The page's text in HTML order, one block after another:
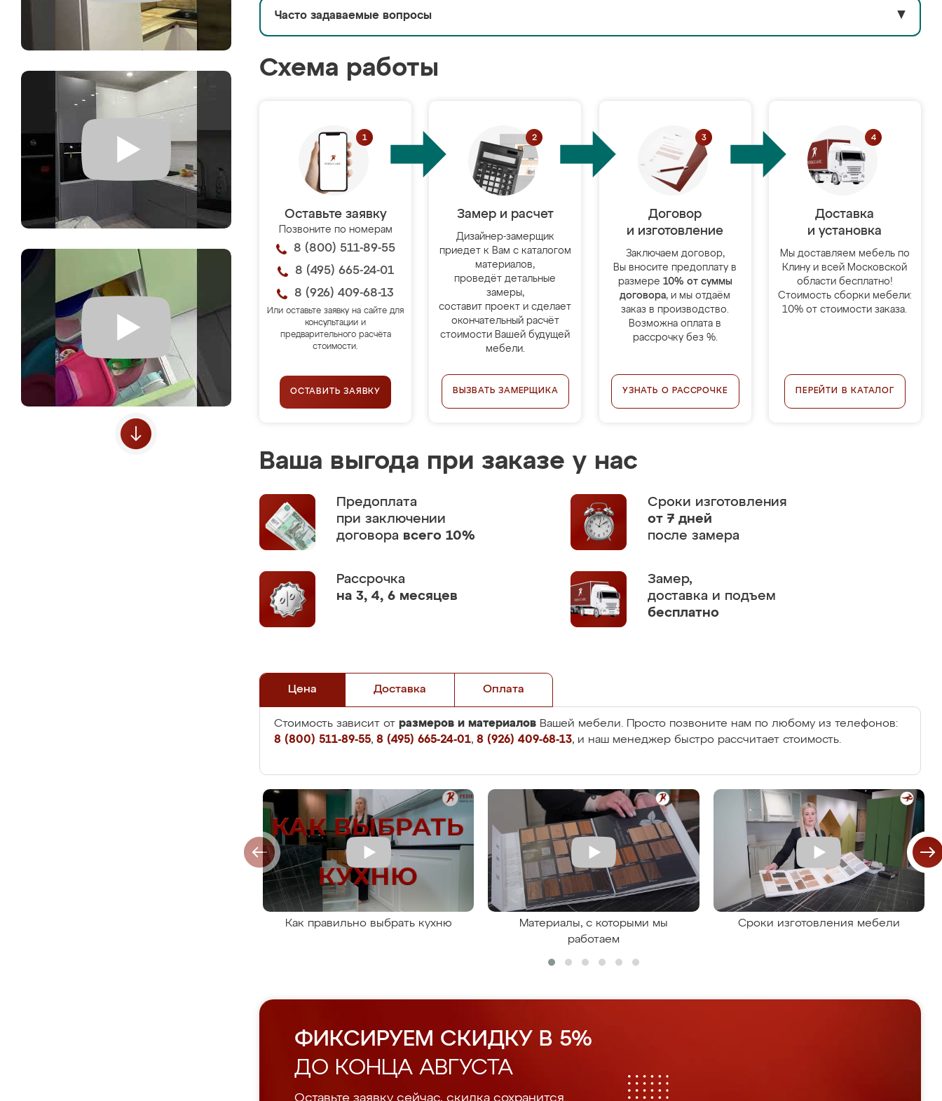
Часто задаваемые вопросы ▼
Схема работы
Оставьте заявку
Позвоните по номерам
8 (800) 511-89-55
8 (495) 665-24-01
8 (926) 409-68-13
Или оставьте заявку на сайте для
консультации и
предварительного расчёта
стоимости.
ОСТАВИТЬ ЗАЯВКУ
Замер и расчет
Дизайнер-замерщик
приедет к Вам с каталогом
материалов,
проведёт детальные
замеры,
составит проект и сделает
окончательный расчёт
стоимости Вашей будущей
мебели.
ВЫЗВАТЬ ЗАМЕРЩИКА
Договор
и изготовление
Заключаем договор,
Вы вносите предоплату в
размере 10% от суммы
договора, и мы отдаём
заказ в производство.
Возможна оплата в
рассрочку без %.
УЗНАТЬ О РАССРОЧКЕ
Доставка
и установка
Мы доставляем мебель по
Клину и всей Московской
области бесплатно!
Стоимость сборки мебели:
10% от стоимости заказа.
ПЕРЕЙТИ В КАТАЛОГ
Ваша выгода при заказе у нас
Предоплата
при заключении
договора всего 10%
Сроки изготовления
от 7 дней
после замера
Рассрочка
на 3, 4, 6 месяцев
Замер,
доставка и подъем
бесплатно
Цена Доставка Оплата
Стоимость зависит от размеров и материалов Вашей мебели. Просто позвоните нам по любому из телефонов:
8 (800) 511-89-55, 8 (495) 665-24-01, 8 (926) 409-68-13, и наш менеджер быстро рассчитает стоимость.
Как правильно выбрать кухню
Материалы, с которыми мы
работаем
Сроки изготовления мебели
ФИКСИРУЕМ СКИДКУ В 5%
ДО КОНЦА АВГУСТА
Оставьте заявку сейчас, скидка сохранится.